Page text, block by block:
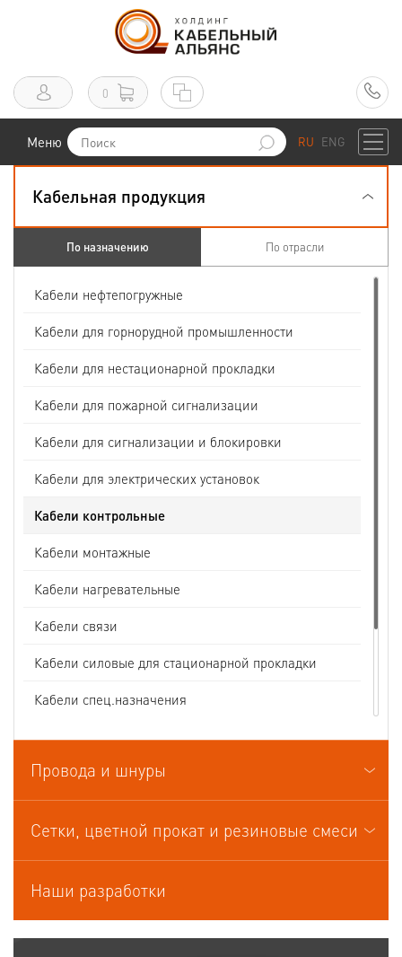
0
Меню RU ENG
Кабельная продукция
По назначению По отрасли
Кабели нефтепогружные
Кабели для горнорудной промышленности
Кабели для нестационарной прокладки
Кабели для пожарной сигнализации
Кабели для сигнализации и блокировки
Кабели для электрических установок
Кабели контрольные
Кабели монтажные
Кабели нагревательные
Кабели связи
Кабели силовые для стационарной прокладки
Кабели спец.назначения
Кабели судовые
Кабели термоэлектродные
Провода и шнуры
Сетки, цветной прокат и резиновые смеси
Наши разработки